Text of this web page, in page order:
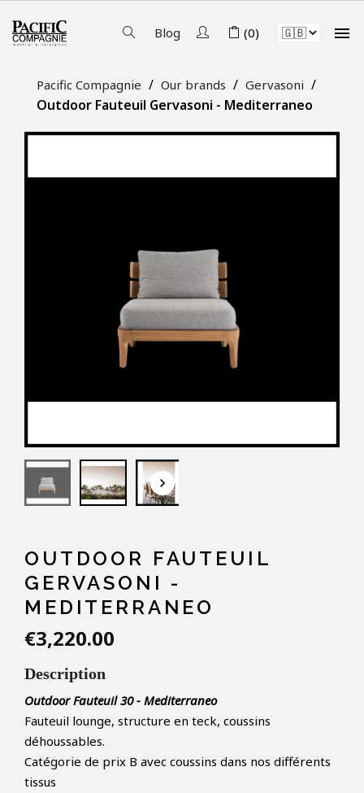
Blog (0) 
Pacific Compagnie Our brands Gervasoni
Outdoor Fauteuil Gervasoni - Mediterraneo
keyboard_arrow_down
OUTDOOR FAUTEUIL
GERVASONI -
MEDITERRANEO
€3,220.00
Description
Outdoor Fauteuil 30 - Mediterraneo
Fauteuil lounge, structure en teck, coussins
déhoussables.
Catégorie de prix B avec coussins dans nos différents
tissus